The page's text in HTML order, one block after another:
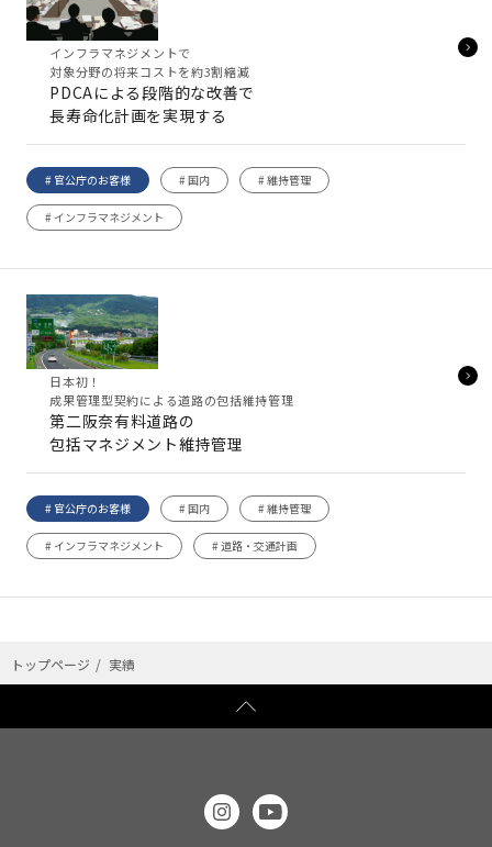
インフラマネジメントで
対象分野の将来コストを約3割縮減
PDCAによる段階的な改善で
長寿命化計画を実現する
# 官公庁のお客様 # 国内 # 維持管理
# インフラマネジメント
日本初！
成果管理型契約による道路の包括維持管理
第二阪奈有料道路の
包括マネジメント維持管理
# 官公庁のお客様 # 国内 # 維持管理
# インフラマネジメント # 道路・交通計画
トップページ 実績